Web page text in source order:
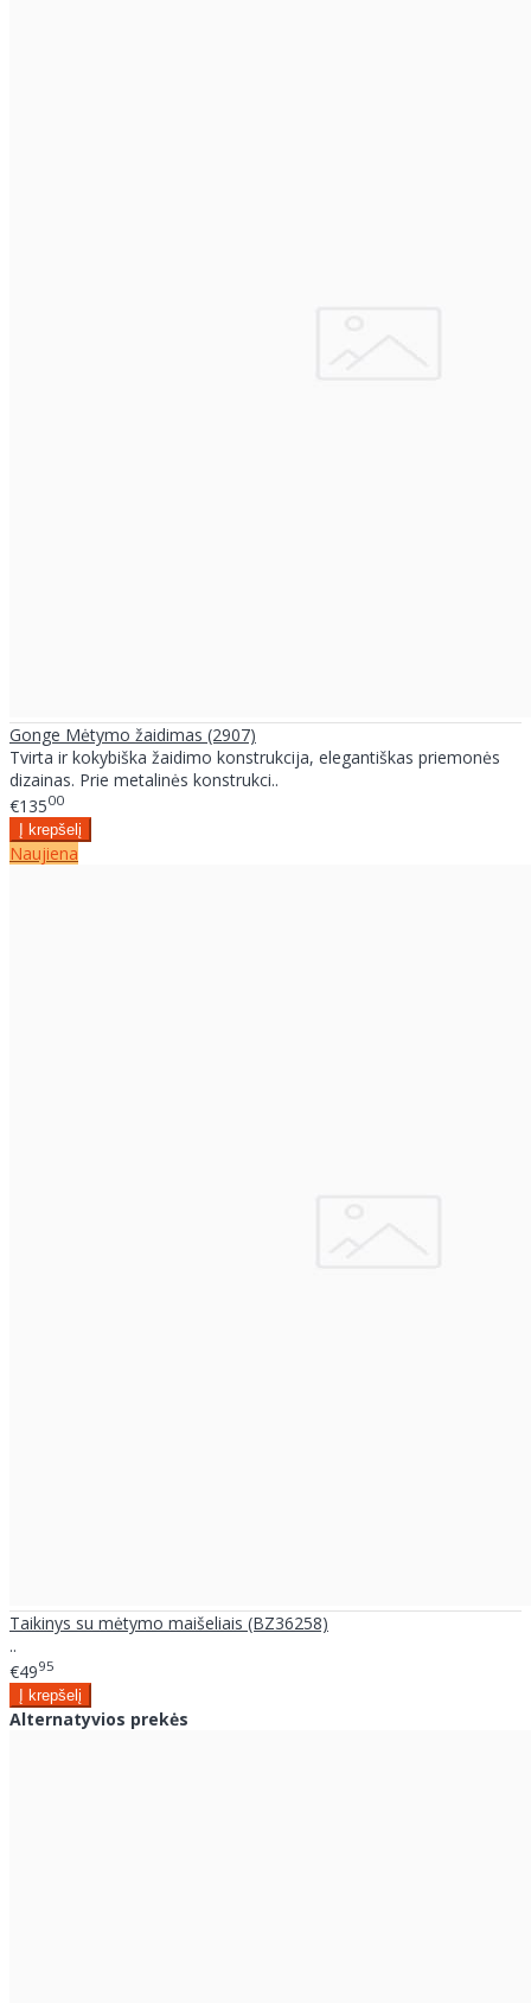
Gonge Mėtymo žaidimas (2907)
Tvirta ir kokybiška žaidimo konstrukcija, elegantiškas priemonės
dizainas. Prie metalinės konstrukci..
€13500
Naujiena
Taikinys su mėtymo maišeliais (BZ36258)
..
€4995
Alternatyvios prekės